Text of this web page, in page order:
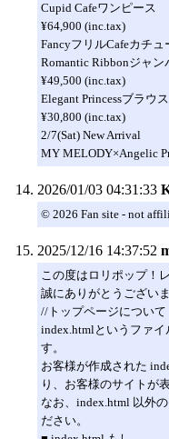
Cupid Cafeワンピース
¥64,900 (inc.tax)
FancyフリルCafeカチュ
Romantic Ribbonジャン
¥49,500 (inc.tax)
Elegant Princessブラウス
¥30,800 (inc.tax)
2/7(Sat) New Arrival
MY MELODY×Angelic
2026/01/03 04:31:33
© 2026 Fan site - not
2025/12/16 14:37:52
この度はロリポップ！
誠にありがとうございま
//トップページについて
index.htmlというファ
す。
お客様が作成された
り、お客様のサイトが
なお、index.html 以外
ださい。